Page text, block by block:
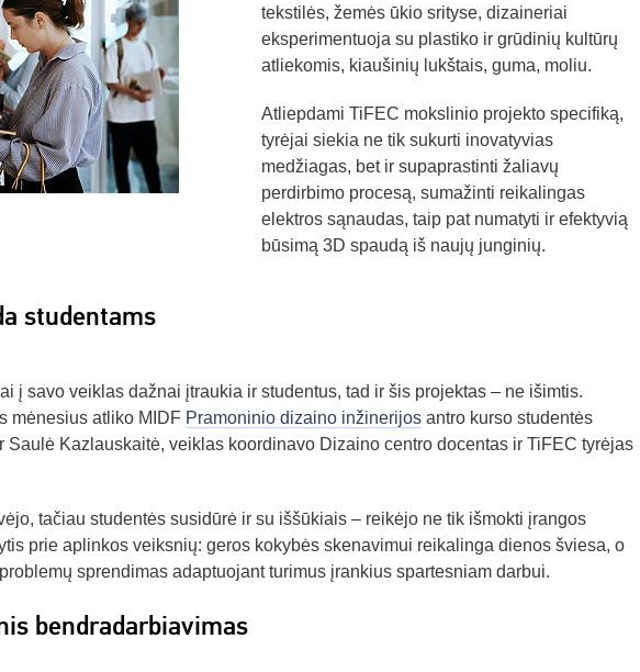
tekstilės, žemės ūkio srityse, dizaineriai
eksperimentuoja su plastiko ir grūdinių kultūrų
atliekomis, kiaušinių lukštais, guma, moliu.
Atliepdami TiFEC mokslinio projekto specifiką,
tyrėjai siekia ne tik sukurti inovatyvias
medžiagas, bet ir supaprastinti žaliavų
perdirbimo procesą, sumažinti reikalingas
elektros sąnaudas, taip pat numatyti ir efektyvią
būsimą 3D spaudą iš naujų junginių.
studentams
į savo veiklas dažnai įtraukia ir studentus, tad ir šis projektas – ne išimtis.
mėnesius atliko MIDF Pramoninio dizaino inžinerijosantro kurso studentės
Saulė Kazlauskaitė, veiklas koordinavo Dizaino centro docentas ir TiFEC tyrėjas
tačiau studentės susidūrė ir su iššūkiais – reikėjo ne tik išmokti įrangos
prie aplinkos veiksnių: geros kokybės skenavimui reikalinga dienos šviesa, o
sprendimas adaptuojant turimus įrankius spartesniam darbui.
bendradarbiavimas